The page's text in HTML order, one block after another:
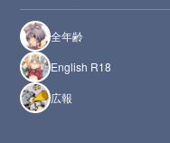
全年齢
English R18
広報